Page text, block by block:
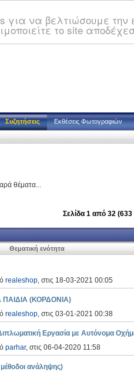
για να βελτιώσουμε
το site
Συζητήσεις Εκθέσεις Φωτογραφιών
θέματα...
Σελίδα 1 από 32
Θεματική ενότητα
realeshop, στις 18-03-2021 00:05
ΠΑΙΔΙΑ (ΚΟΡΔΟΝΙΑ)
realeshop, στις 03-01-2021 00:38
Εργασία με Αυτόνομα
parhar, στις 06-04-2020 11:58
ανάληψης)